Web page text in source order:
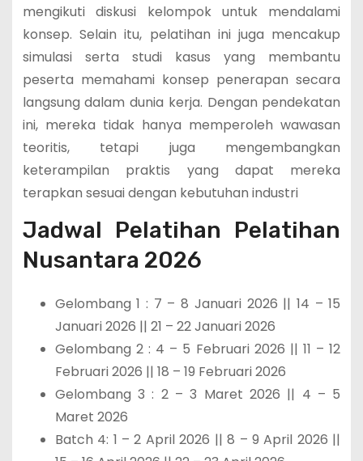
mengikuti diskusi kelompok untuk mendalami
konsep. Selain itu, pelatihan ini juga mencakup
simulasi serta studi kasus yang membantu
peserta memahami konsep penerapan secara
langsung dalam dunia kerja. Dengan pendekatan
ini, mereka tidak hanya memperoleh wawasan
teoritis, tetapi juga mengembangkan
keterampilan praktis yang dapat mereka
terapkan sesuai dengan kebutuhan industri
Jadwal Pelatihan Pelatihan
Nusantara 2026
Gelombang 1 : 7 – 8 Januari 2026 || 14 – 15
Januari 2026 || 21 – 22 Januari 2026
Gelombang 2 : 4 – 5 Februari 2026 || 11 – 12
Februari 2026 || 18 – 19 Februari 2026
Gelombang 3 : 2 – 3 Maret 2026 || 4 – 5
Maret 2026
Batch 4: 1 – 2 April 2026 || 8 – 9 April 2026 ||